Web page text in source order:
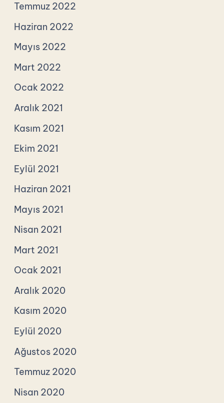
Temmuz 2022
Haziran 2022
Mayıs 2022
Mart 2022
Ocak 2022
Aralık 2021
Kasım 2021
Ekim 2021
Eylül 2021
Haziran 2021
Mayıs 2021
Nisan 2021
Mart 2021
Ocak 2021
Aralık 2020
Kasım 2020
Eylül 2020
Ağustos 2020
Temmuz 2020
Nisan 2020